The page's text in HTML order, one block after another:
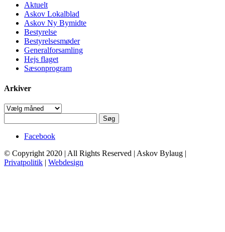
Aktuelt
Askov Lokalblad
Askov Ny Bymidte
Bestyrelse
Bestyrelsesmøder
Generalforsamling
Hejs flaget
Sæsonprogram
Arkiver
Arkiver
efter:
Facebook
© Copyright 2020 | All Rights Reserved | Askov Bylaug |
Privatpolitik | Webdesign